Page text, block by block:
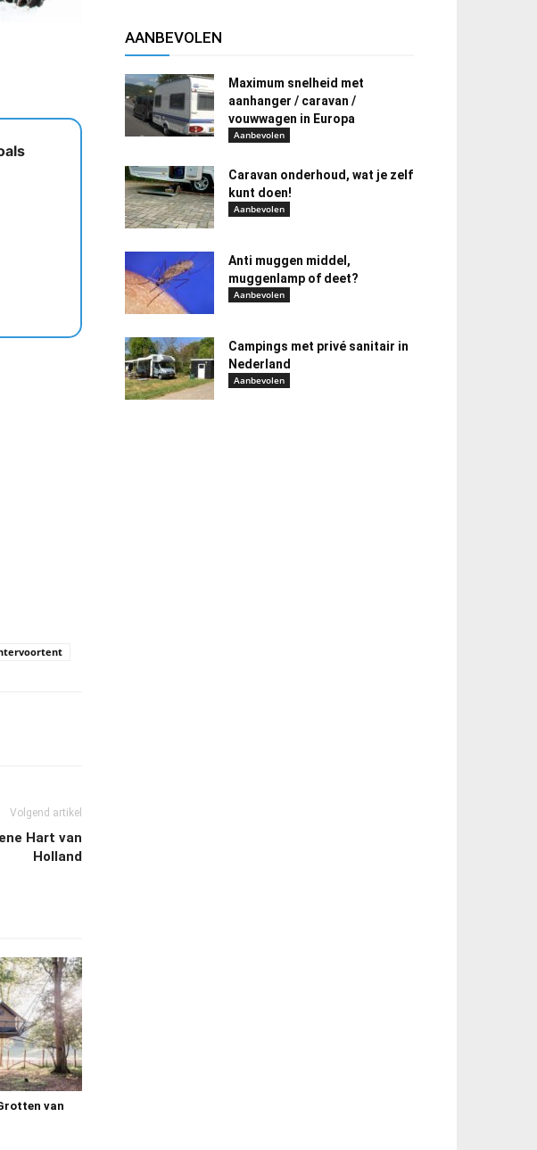
Volgend artikel
Hart van
Holland
van
AANBEVOLEN
Maximum snelheid met
aanhanger / caravan /
vouwwagen in Europa
Aanbevolen
Caravan onderhoud, wat je zelf
kunt doen!
Aanbevolen
Anti muggen middel,
muggenlamp of deet?
Aanbevolen
Campings met privé sanitair in
Nederland
Aanbevolen